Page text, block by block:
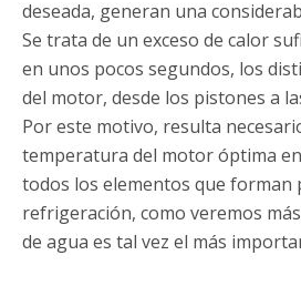
deseada, generan una
Se trata de un exceso de calor
en unos pocos segundos, los
del motor, desde los pistones a
Por este motivo, resulta
temperatura del motor óptima
todos los elementos que forman
refrigeración, como veremos
de agua es tal vez el más